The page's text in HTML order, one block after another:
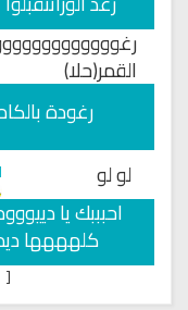
القمر(حلا)
رغودة
لو لو
احبببك يا
كلهههها
[